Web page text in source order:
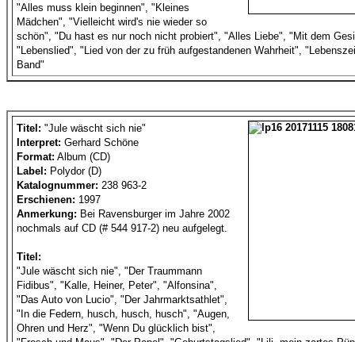
"Alles muss klein beginnen", "Kleines
Mädchen", "Vielleicht wird's nie wieder so
schön", "Du hast es nur noch nicht probiert", "Alles Liebe", "Mit dem
"Lebenslied", "Lied von der zu früh aufgestandenen Wahrheit",
Band"
Titel: "Jule wäscht sich nie"
Interpret: Gerhard Schöne
Format: Album (CD)
Label: Polydor (D)
Katalognummer: 238 963-2
Erschienen: 1997
Anmerkung: Bei Ravensburger im Jahre 2002
nochmals auf CD (# 544 917-2) neu aufgelegt.
Titel:
"Jule wäscht sich nie", "Der Traummann
Fidibus", "Kalle, Heiner, Peter", "Alfonsina",
"Das Auto von Lucio", "Der Jahrmarktsathlet",
"In die Federn, husch, husch, husch", "Augen,
Ohren und Herz", "Wenn Du glücklich bist",